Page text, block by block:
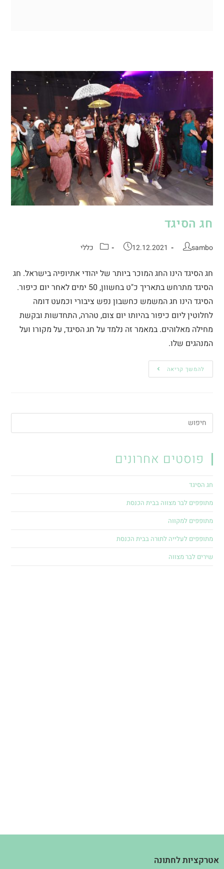
חג הסיגד
sambo
12.12.2021 כללי
חג הסיגד הינו החג המוכר ביותר של יהודי אתיופיה בישראל. חג
הסיגד מתרחש בתאריך כ"ט בחשוון, 50 ימים לאחר יום כיפור.
הסיגד הינו חג המשמש כחשבון נפש ציבורי וכמעט דומה
לחלוטין ליום כיפור בהיותו יום צום, טהרה, התחדשות ובקשת
מחילה מאלוהים. במאמר זה נלמד על חג הסיגד, על מקורו ועל
המנהגים שלו.
להמשך קריאה
פוסטים אחרונים
חג הסיגד
מתופפים לבר מצווה בבית הכנסת
מתופפים למקווה
מתופפים לעלייה לתורה בבית הכנסת
שירים לבר מצווה
אטרקציות לחתונה